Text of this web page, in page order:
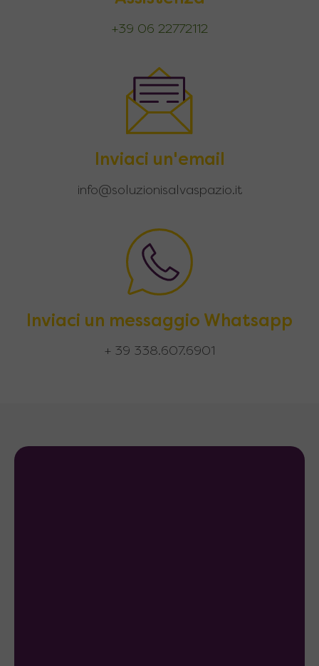
+39 06 22772112
Inviaci un'email
info@soluzionisalvaspazio.it
Inviaci un messaggio Whatsapp
+ 39 338.607.6901